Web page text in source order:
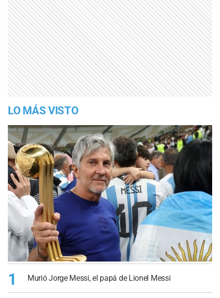
LO MÁS VISTO
1 Murió Jorge Messi, el papá de Lionel Messi